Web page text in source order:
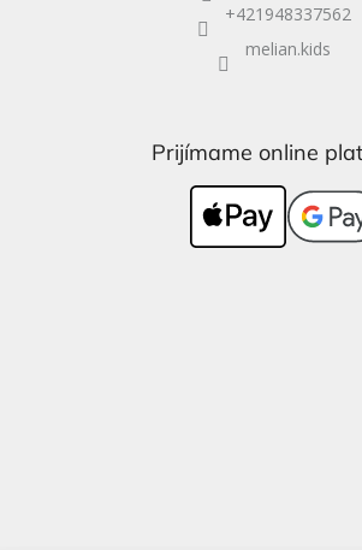
+421948337562
melian.kids
Prijímame online